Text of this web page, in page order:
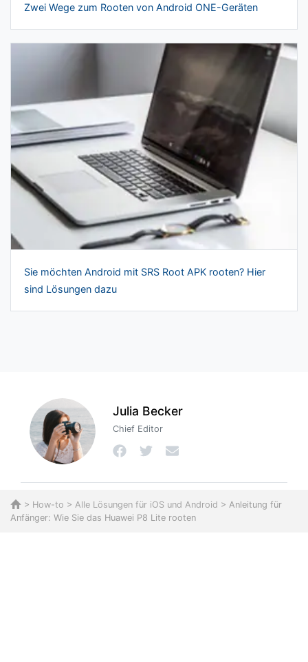
Zwei Wege zum Rooten von Android ONE-Geräten
Sie möchten Android mit SRS Root APK rooten? Hier
sind Lösungen dazu
Julia Becker
Chief Editor
> How-to > Alle Lösungen für iOS und Android > Anleitung für
Anfänger: Wie Sie das Huawei P8 Lite rooten